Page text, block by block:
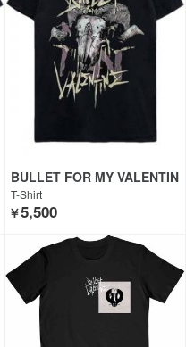
BULLET FOR MY VALENTIN
E
T-Shirt
￥5,500